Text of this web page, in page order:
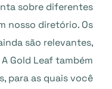
sobre diferentes
nosso diretório. Os
são relevantes,
Gold Leaf também
para as quais você